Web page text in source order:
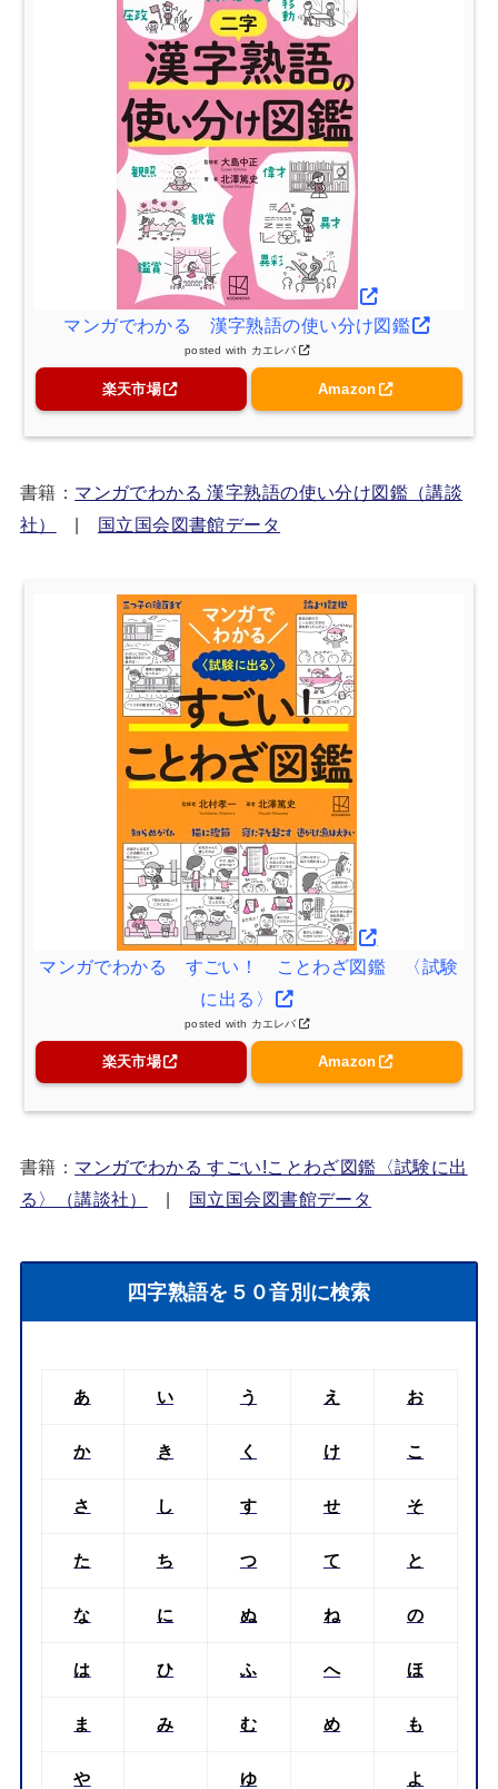
マンガでわかる 漢字熟語の使い分け図鑑
posted with カエレバ
楽天市場 Amazon
書籍： マンガでわかる 漢字熟語の使い分け図鑑（講談
社）
国立国会図書館データ
マンガでわかる すごい！ ことわざ図鑑 〈試験
に出る〉
posted with カエレバ
楽天市場 Amazon
書籍： マンガでわかる すごい!ことわざ図鑑〈試験に出
る〉（講談社）
| 国立国会図書館データ
四字熟語を５０音別に検索
あ い う え お
か き く け こ
さ し す せ そ
た ち つ て と
な に ぬ ね の
は ひ ふ へ ほ
ま み む め も
や ゆ よ